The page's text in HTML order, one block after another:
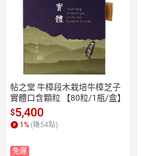
帖之堂 牛樟段木栽培牛樟芝子
實體口含顆粒 【80粒/1瓶/盒】
$5,400
1% (賺54點)
免運